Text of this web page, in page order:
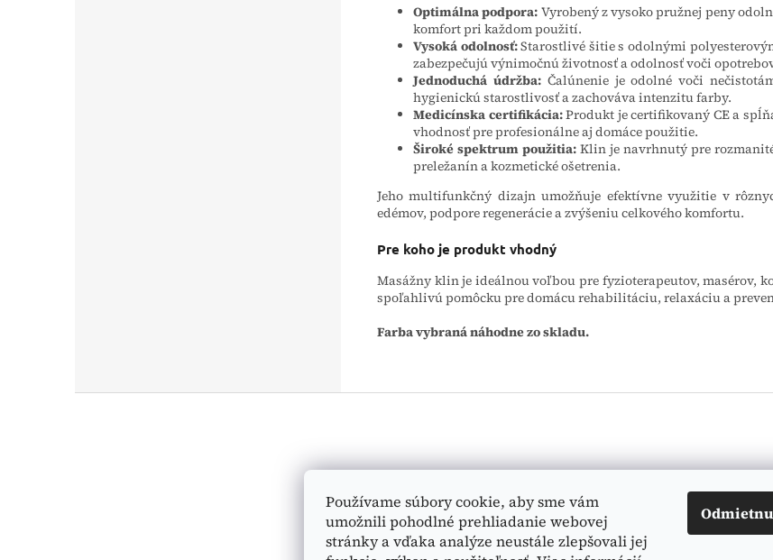
Používame súbory cookie, aby sme vám
umožnili pohodlné prehliadanie webovej
stránky a vďaka analýze neustále zlepšovali jej
Optimálna podpora: Vyrobený z vysoko pružnej peny
komfort pri každom použití.
Vysoká odolnosť:Starostlivé šitie s odolnými
zabezpečujú výnimočnú životnosť a odolnosť voči
Jednoduchá údržba:Čalúnenie je odolné voči
hygienickú starostlivosť a zachováva intenzitu farby.
Medicínska certifikácia:Produkt je certifikovaný CE a
vhodnosť pre profesionálne aj domáce použitie.
Široké spektrum použitia: Klin je navrhnutý pre
preležanín a kozmetické ošetrenia.
Jeho multifunkčný dizajn umožňuje efektívne využitie v
edémov, podpore regenerácie a zvýšeniu celkového komfortu.
Pre koho je produkt vhodný
Masážny klin je ideálnou voľbou pre fyzioterapeutov, masérov,
spoľahlivú pomôcku pre domácu rehabilitáciu, relaxáciu a
Farba vybraná náhodne zo skladu.